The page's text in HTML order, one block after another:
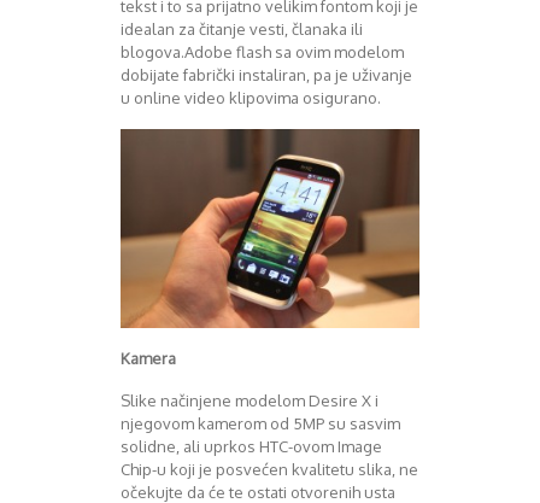
tekst i to sa prijatno velikim fontom koji je
idealan za čitanje vesti, članaka ili
blogova.Adobe flash sa ovim modelom
dobijate fabrički instaliran, pa je uživanje
u online video klipovima osigurano.
Kamera
Slike načinjene modelom Desire X i
njegovom kamerom od 5MP su sasvim
solidne, ali uprkos HTC-ovom Image
Chip-u koji je posvećen kvalitetu slika, ne
očekujte da će te ostati otvorenih usta